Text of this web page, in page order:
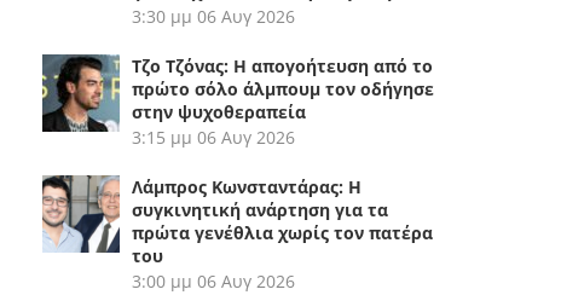
3:30 μμ 06 Αυγ 2026
Τζο Τζόνας: Η απογοήτευση από το
πρώτο σόλο άλμπουμ τον οδήγησε
στην ψυχοθεραπεία
3:15 μμ 06 Αυγ 2026
Λάμπρος Κωνσταντάρας: Η
συγκινητική ανάρτηση για τα
πρώτα γενέθλια χωρίς τον πατέρα
του
3:00 μμ 06 Αυγ 2026